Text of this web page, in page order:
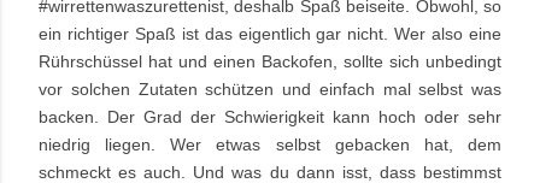
#wirrettenwaszurettenist, deshalb Spaß beiseite. Obwohl, so
ein richtiger Spaß ist das eigentlich gar nicht. Wer also eine
Rührschüssel hat und einen Backofen, sollte sich unbedingt
vor solchen Zutaten schützen und einfach mal selbst was
backen. Der Grad der Schwierigkeit kann hoch oder sehr
niedrig liegen. Wer etwas selbst gebacken hat, dem
schmeckt es auch. Und was du dann isst, dass bestimmst